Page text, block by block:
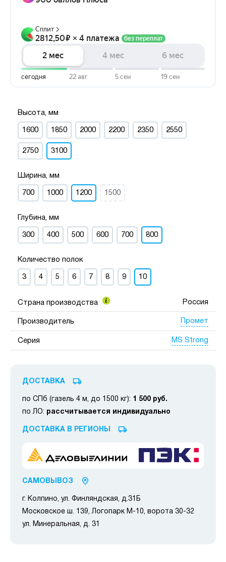
Высота, мм
1600 1850 2000 2200 2350 2550
2750 3100
Ширина, мм
700 1000 1200 1500
Глубина, мм
300 400 500 600 700 800
Количество полок
3 4 5 6 7 8 9 10
Страна производства Россия
Производитель Промет
Серия MS Strong
ДОСТАВКА
по СПб (газель 4 м, до 1500 кг): 1 500 руб.
по ЛО: рассчитывается индивидуально
ДОСТАВКА В РЕГИОНЫ
САМОВЫВОЗ
г. Колпино, ул. Финляндская, д.31Б
Московское ш. 139, Логопарк М-10, ворота 30-32
ул. Минеральная, д. 31